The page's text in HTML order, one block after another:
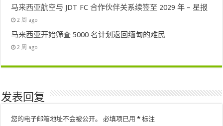
马来西亚航空与 JDT FC 合作伙伴关系续签至 2029 年 – 星报
2 周 ago
马来西亚开始筛查 5000 名计划返回缅甸的难民
2 周 ago
发表回复
您的电子邮箱地址不会被公开。 必填项已用* 标注